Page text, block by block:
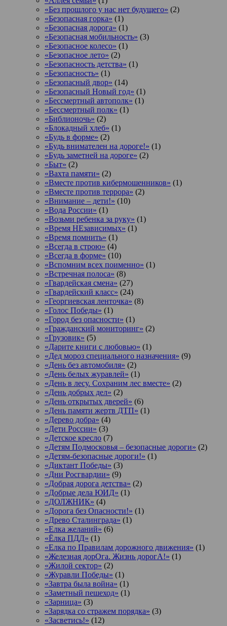
«Без прошлого у нас нет будущего» (2)
«Безопасная горка» (1)
«Безопасная дорога» (1)
«Безопасная мобильность» (3)
«Безопасное колесо» (1)
«Безопасное лето» (2)
«Безопасность детства» (1)
«Безопасность» (1)
«Безопасный двор» (14)
«Безопасный Новый год» (1)
«Бессмертный автополк» (1)
«Бессмертный полк» (1)
«Библионочь» (2)
«Блокадный хлеб» (1)
«Будь в форме» (2)
«Будь внимателен на дороге!» (1)
«Будь заметней на дороге» (2)
«Быт» (2)
«Вахта памяти» (2)
«Вместе против кибермошенников» (1)
«Вместе против террора» (2)
«Внимание – дети!» (10)
«Вода России» (1)
«Возьми ребенка за руку» (1)
«Время НЕзависимых» (1)
«Время помнить» (1)
«Всегда в строю» (4)
«Всегда в форме» (10)
«Вспомним всех поименно» (1)
«Встречная полоса» (8)
«Гвардейская смена» (27)
«Гвардейский класс» (24)
«Георгиевская ленточка» (8)
«Голос Победы» (1)
«Город без опасности» (1)
«Гражданский мониторинг» (2)
«Грузовик» (5)
«Дарите книги с любовью» (1)
«Дед мороз специального назначения» (9)
«День без автомобиля» (2)
«День белых журавлей» (1)
«День в лесу. Сохраним лес вместе» (2)
«День добрых дел» (2)
«День открытых дверей» (6)
«День памяти жертв ДТП» (1)
«Дерево добра» (4)
«Дети России» (3)
«Детское кресло (7)
«Детям Подмосковья – безопасные дороги» (2)
«Детям-безопасные дороги!» (1)
«Диктант Победы» (3)
«Дни Росгвардии» (9)
«Добрая дорога детства» (2)
«Добрые дела ЮИД» (1)
«ДОЛЖНИК» (4)
«Дорога без Опасности!» (1)
«Древо Сталинграда» (1)
«Елка желаний» (6)
«Ёлка ПДД» (1)
«Елка по Правилам дорожного движения» (1)
«Железная дорОга. Жизнь дорогА!» (1)
«Жилой сектор» (2)
«Журавли Победы» (1)
«Завтра была война» (1)
«Заметный пешеход» (1)
«Зарница» (3)
«Зарядка со стражем порядка» (3)
«Засветись!» (12)